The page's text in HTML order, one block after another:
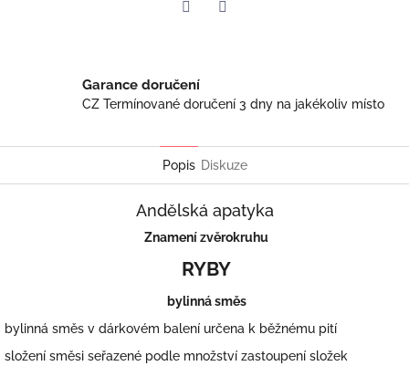
Garance doručení
CZ Termínované doručení 3 dny na jakékoliv místo
Popis Diskuze
Andělská apatyka
Znamení zvěrokruhu
RYBY
bylinná směs
bylinná směs v dárkovém balení určena k běžnému pití
složení směsi seřazené podle množství zastoupení složek